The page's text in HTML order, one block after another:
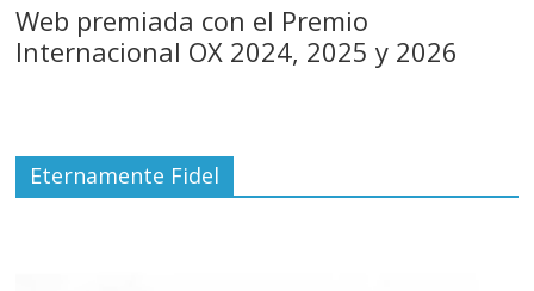
Web premiada con el Premio
Internacional OX 2024, 2025 y 2026
Eternamente Fidel